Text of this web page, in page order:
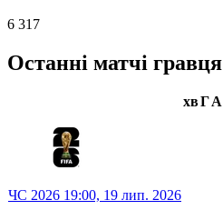
6 317
Останні матчі гравця
хвГА
ЧС 2026 19:00, 19 лип. 2026